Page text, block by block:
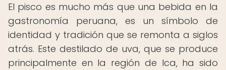
El pisco es mucho más que una bebida en la
gastronomía peruana, es un símbolo de
identidad y tradición que se remonta a siglos
atrás. Este destilado de uva, que se produce
principalmente en la región de Ica, ha sido